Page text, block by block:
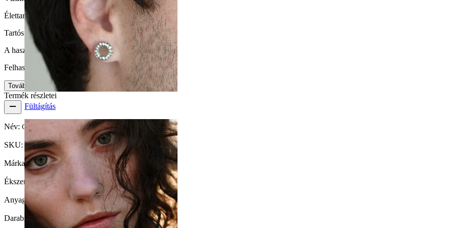
Fültágítás
Élettartam
Tartós
A használat egyszerűsége
Felhasználóbarát
Tovább
Termék részletei
Név: Charm három medállal
SKU:Charm-08
Márka:Bodymod Trend
Ékszertípus:
Anyag: Titán
Darabszám:1